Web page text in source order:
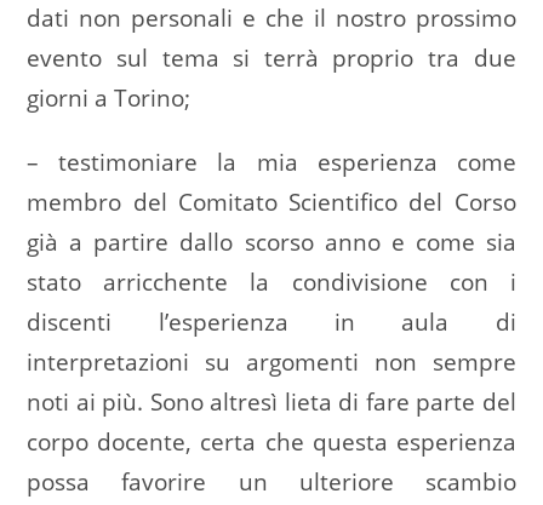
dati non personali e che il nostro prossimo
evento sul tema si terrà proprio tra due
giorni a Torino;
– testimoniare la mia esperienza come
membro del Comitato Scientifico del Corso
già a partire dallo scorso anno e come sia
stato arricchente la condivisione con i
discenti l’esperienza in aula di
interpretazioni su argomenti non sempre
noti ai più. Sono altresì lieta di fare parte del
corpo docente, certa che questa esperienza
possa favorire un ulteriore scambio